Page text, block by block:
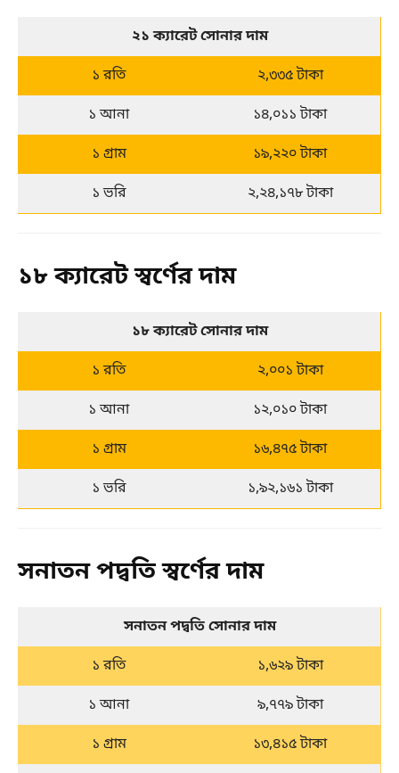
২১ ক্যারেট সোনার দাম
১ রতি
২,৩৩৫ টাকা
১ আনা
১৪,০১১ টাকা
১ গ্রাম
১৯,২২০ টাকা
১ ভরি
২,২৪,১৭৮ টাকা
১৮ ক্যারেট স্বর্ণের দাম
১৮ ক্যারেট সোনার দাম
১ রতি
২,০০১ টাকা
১ আনা
১২,০১০ টাকা
১ গ্রাম
১৬,৪৭৫ টাকা
১ ভরি
১,৯২,১৬১ টাকা
সনাতন পদ্বতি স্বর্ণের দাম
সনাতন পদ্বতি সোনার দাম
১ রতি
১,৬২৯ টাকা
১ আনা
৯,৭৭৯ টাকা
১ গ্রাম
১৩,৪১৫ টাকা